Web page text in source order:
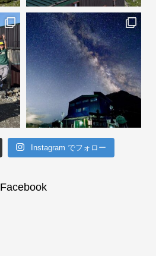
Instagram でフォロー
Facebook